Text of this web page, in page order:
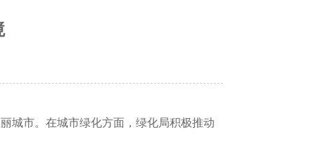
城市。在城市绿化方面，绿化局积极推动